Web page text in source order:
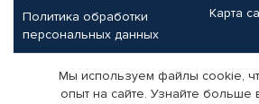
Политика обработки
персональных данных
Карта
Партнерам
Мы используем файлы cookie,
опыт на сайте. Узнайте больше